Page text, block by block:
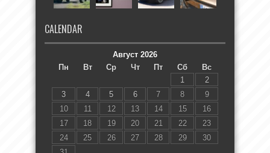
CALENDAR
Август 2026
Пн
Вт Ср Чт Пт Сб
Вс
1
2
3
4 5 6 7 8
9
10
11 12 13 14 15
16
17
18 19 20 21 22
23
24
25 26 27 28 29
30